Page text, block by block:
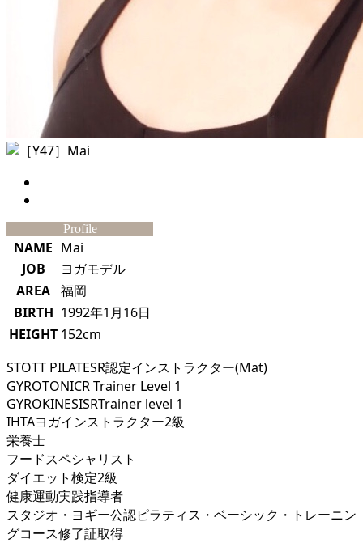
Profile
NAME Mai
JOB
ヨガモデル
AREA 福岡
BIRTH 1992年1月16日
HEIGHT 152cm
STOTT PILATESR認定インストラクター(Mat)
GYROTONICR Trainer Level 1
GYROKINESISRTrainer level 1
IHTAヨガインストラクター2級
栄養士
フードスペシャリスト
ダイエット検定2級
健康運動実践指導者
スタジオ・ヨギー公認ピラティス・ベーシック・トレーニン
グコース修了証取得